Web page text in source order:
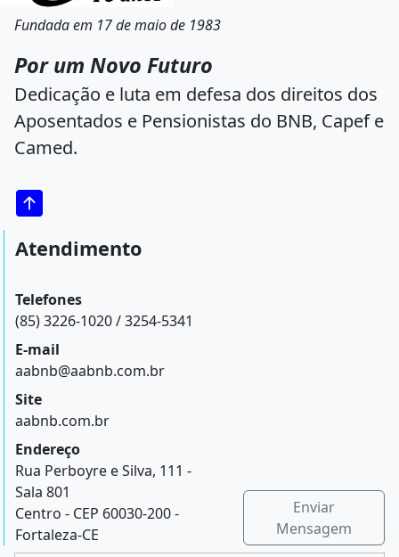
Fundada em 17 de maio de 1983
Por um Novo Futuro
Dedicação e luta em defesa dos direitos dos
Aposentados e Pensionistas do BNB, Capef e
Camed.
Atendimento
Telefones
(85) 3226-1020 / 3254-5341
E-mail
aabnb@aabnb.com.br
Site
aabnb.com.br
Endereço
Rua Perboyre e Silva, 111 -
Sala 801
Centro - CEP 60030-200 -
Fortaleza-CE
Enviar
Mensagem